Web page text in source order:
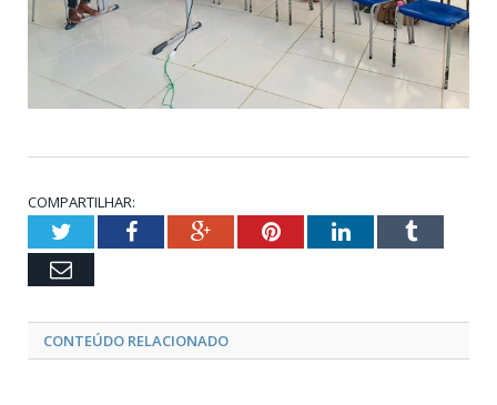
COMPARTILHAR:
TwitterFacebookGoogle+PinterestLinkedInTumblr
Email
CONTEÚDO RELACIONADO